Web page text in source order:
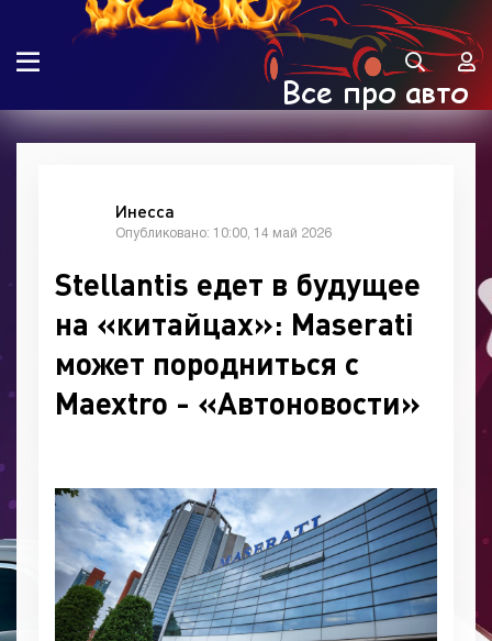
Инесса
Опубликовано: 10:00, 14 май 2026
Stellantis едет в будущее
на «китайцах»: Maserati
может породниться с
Maextro - «Автоновости»